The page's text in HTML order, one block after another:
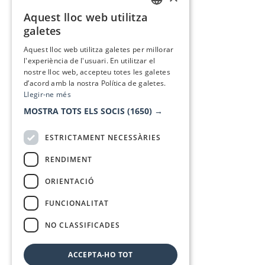
Aquest lloc web utilitza
galetes
Aquest lloc web utilitza galetes per millorar
l'experiència de l'usuari. En utilitzar el
nostre lloc web, accepteu totes les galetes
d’acord amb la nostra Política de galetes.
Llegir-ne més
MOSTRA TOTS ELS SOCIS (1650) →
ESTRICTAMENT NECESSÀRIES
RENDIMENT
ORIENTACIÓ
FUNCIONALITAT
NO CLASSIFICADES
ACCEPTA-HO TOT